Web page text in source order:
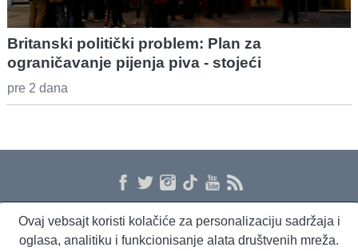
Britanski politički problem: Plan za
ograničavanje pijenja piva - stojeći
pre 2 dana
O nama Proizvodi i usluge Politika privatnosti Kontakt RSS
Ovaj vebsajt koristi kolačiće za personalizaciju sadržaja i
oglasa, analitiku i funkcionisanje alata društvenih mreža.